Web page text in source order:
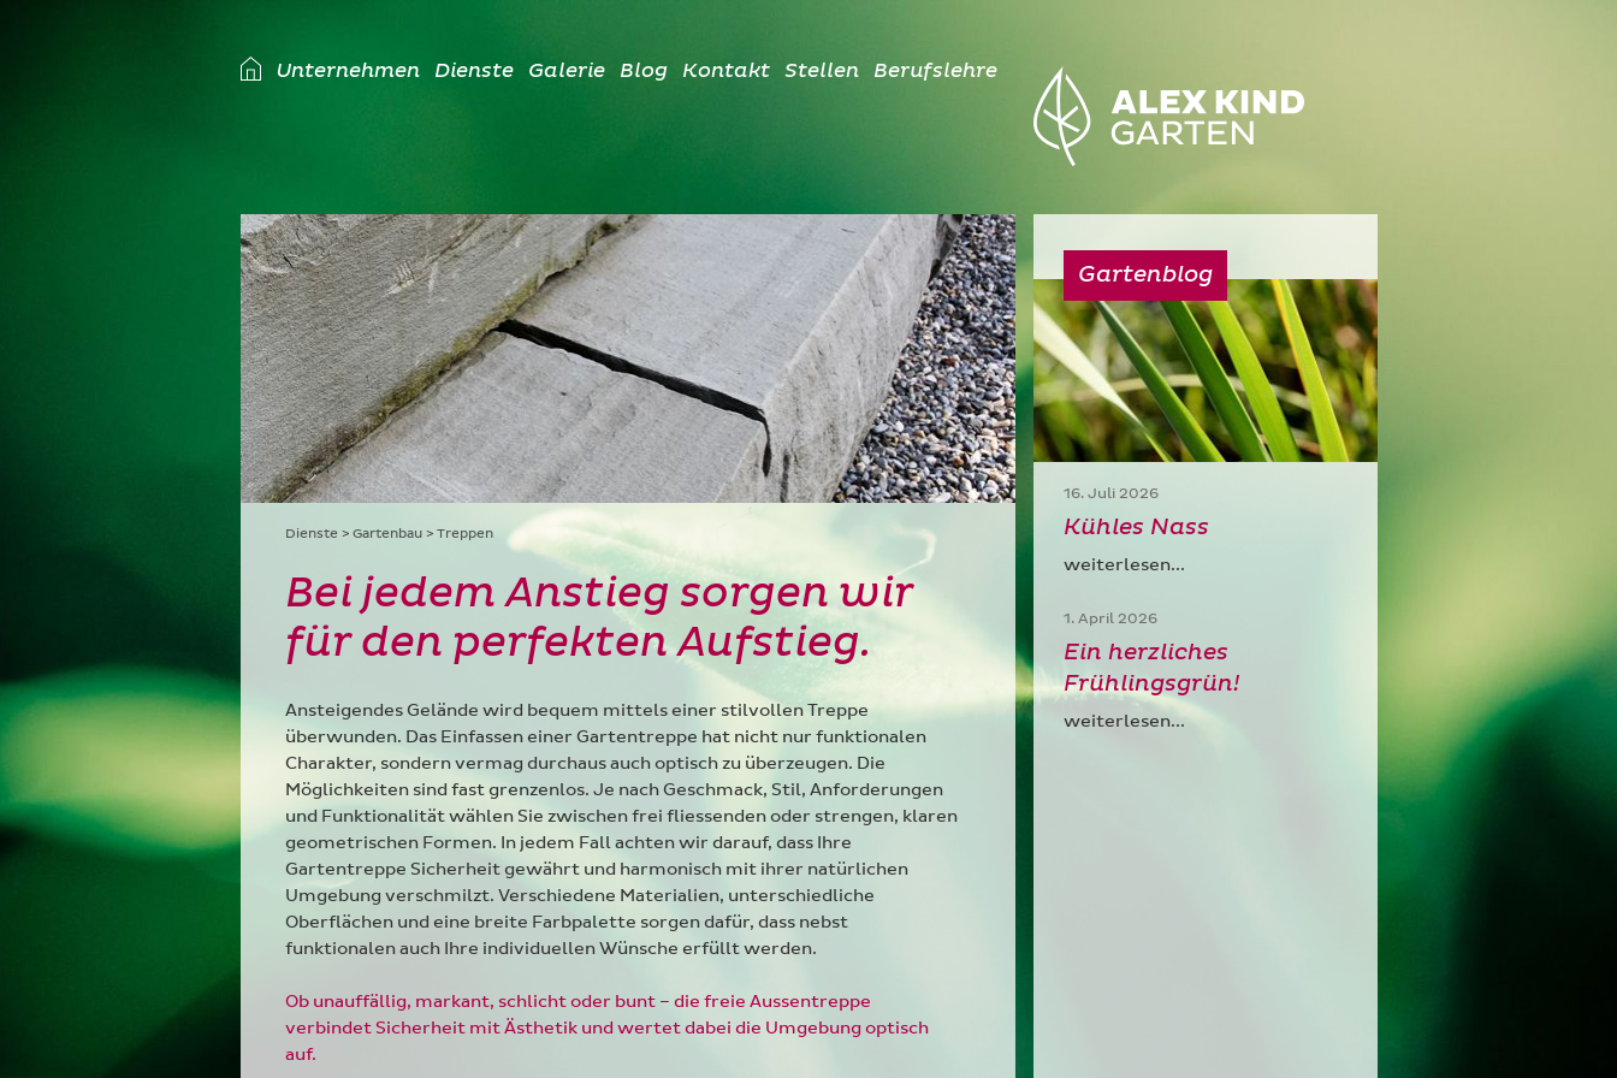
Unternehmen Dienste Galerie Blog Kontakt Stellen Berufslehre
Dienste Gartenbau Treppen
Bei jedem Anstieg sorgen wir
für den perfekten Aufstieg.
Ansteigendes Gelände wird bequem mittels einer stilvollen Treppe
überwunden. Das Einfassen einer Gartentreppe hat nicht nur funktionalen
Charakter, sondern vermag durchaus auch optisch zu überzeugen. Die
Möglichkeiten sind fast grenzenlos. Je nach Geschmack, Stil, Anforderungen
und Funktionalität wählen Sie zwischen frei fliessenden oder strengen, klaren
geometrischen Formen. In jedem Fall achten wir darauf, dass Ihre
Gartentreppe Sicherheit gewährt und harmonisch mit ihrer natürlichen
Umgebung verschmilzt. Verschiedene Materialien, unterschiedliche
Oberflächen und eine breite Farbpalette sorgen dafür, dass nebst
funktionalen auch Ihre individuellen Wünsche erfüllt werden.
Ob unauffällig, markant, schlicht oder bunt – die freie Aussentreppe
verbindet Sicherheit mit Ästhetik und wertet dabei die Umgebung optisch
auf.
Gartenblog
16. Juli 2026
Kühles Nass
weiterlesen...
1. April 2026
Ein herzliches
Frühlingsgrün!
weiterlesen...